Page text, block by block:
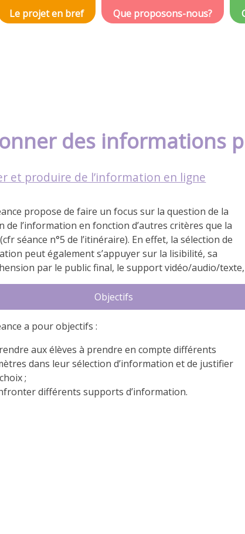
Le projet en bref Que proposons-nous?
des informations
et produire de l’information en ligne
propose de faire un focus sur la question de la
de l’information en fonction d’autres critères que la
séance n°5 de l’itinéraire). En effet, la sélection de
peut également s’appuyer sur la lisibilité, sa
par le public final, le support vidéo/audio/
Objectifs
a pour objectifs :
aux élèves à prendre en compte différents
dans leur sélection d’information et de justifier
;
différents supports d’information.